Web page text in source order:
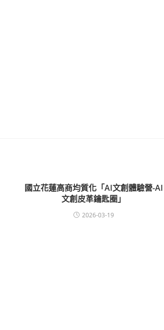
國立花蓮高商均質化「AI文創體驗營-AI
文創皮革鑰匙圈」
2026-03-19